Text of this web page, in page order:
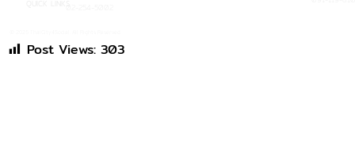
Post Views: 303